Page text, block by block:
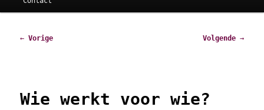
Bericht
← Vorige Volgende →
Wie werkt voor wie?